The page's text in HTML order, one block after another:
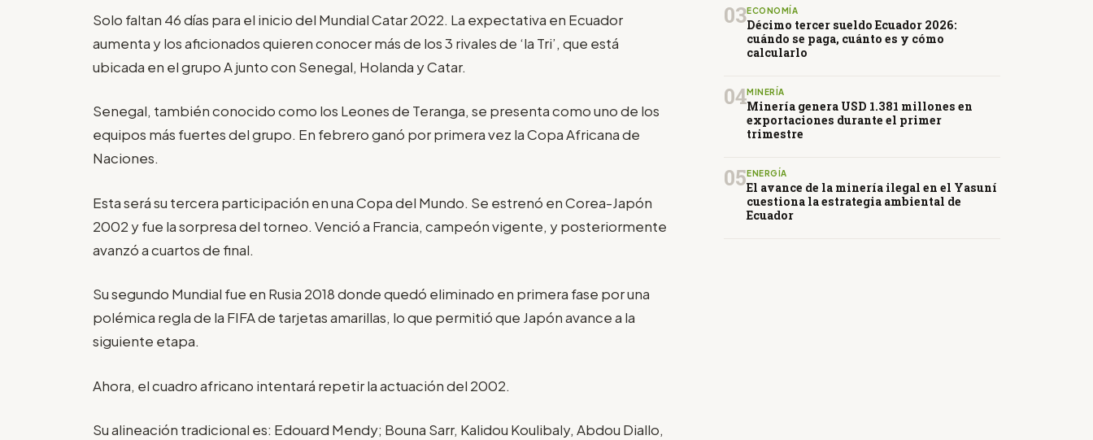
Solo faltan 46 días para el inicio del Mundial Catar 2022. La expectativa en Ecuador
aumenta y los aficionados quieren conocer más de los 3 rivales de ‘la Tri’, que está
ubicada en el grupo A junto con Senegal, Holanda y Catar.
Senegal, también conocido como los Leones de Teranga, se presenta como uno de los
equipos más fuertes del grupo. En febrero ganó por primera vez la Copa Africana de
Naciones.
Esta será su tercera participación en una Copa del Mundo. Se estrenó en Corea-Japón
2002 y fue la sorpresa del torneo. Venció a Francia, campeón vigente, y posteriormente
avanzó a cuartos de final.
Su segundo Mundial fue en Rusia 2018 donde quedó eliminado en primera fase por una
polémica regla de la FIFA de tarjetas amarillas, lo que permitió que Japón avance a la
siguiente etapa.
Ahora, el cuadro africano intentará repetir la actuación del 2002.
Su alineación tradicional es: Edouard Mendy; Bouna Sarr, Kalidou Koulibaly, Abdou Diallo,
03ECONOMÍA
Décimo tercer sueldo Ecuador 2026:
cuándo se paga, cuánto es y cómo
calcularlo
04MINERÍA
Minería genera USD 1.381 millones en
exportaciones durante el primer
trimestre
05 ENERGÍA
El avance de la minería ilegal en el Yasuní
cuestiona la estrategia ambiental de
Ecuador